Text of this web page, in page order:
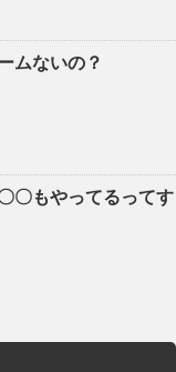
ムないの？
〇もやってるってす